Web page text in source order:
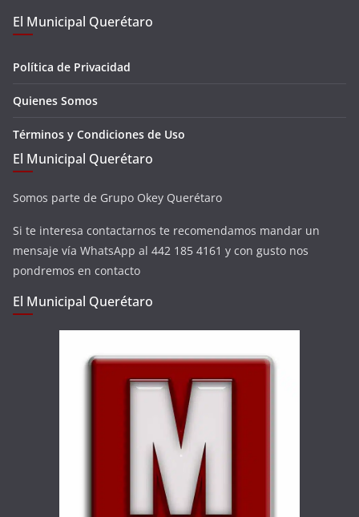
El Municipal Querétaro
Política de Privacidad
Quienes Somos
Términos y Condiciones de Uso
El Municipal Querétaro
Somos parte de Grupo Okey Querétaro
Si te interesa contactarnos te recomendamos mandar un
mensaje vía WhatsApp al 442 185 4161 y con gusto nos
pondremos en contacto
El Municipal Querétaro